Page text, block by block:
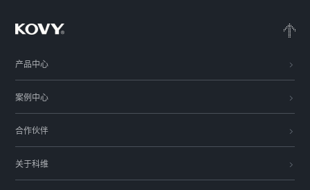
产品中心
案例中心
合作伙伴
关于科维